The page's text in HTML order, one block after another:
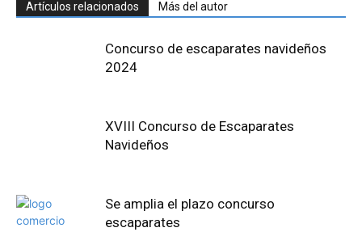
Artículos relacionados Más del autor
Concurso de escaparates navideños
2024
XVIII Concurso de Escaparates
Navideños
Se amplia el plazo concurso
escaparates